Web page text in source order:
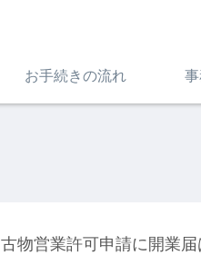
お手続きの流れ
古物営業許可申請に開業